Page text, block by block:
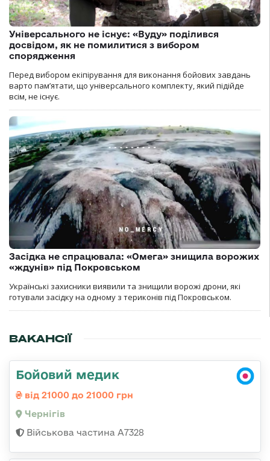
Універсального не існує: «Вуду» поділився
досвідом, як не помилитися з вибором
спорядження
Перед вибором екіпірування для виконання бойових завдань
варто пам’ятати, що універсального комплекту, який підійде
всім, не існує.
Засідка не спрацювала: «Омега» знищила ворожих
«ждунів» під Покровськом
Українські захисники виявили та знищили ворожі дрони, які
готували засідку на одному з териконів під Покровськом.
ВАКАНСІЇ
Бойовий медик
від 21000 до 21000 грн
Чернігів
Військова частина А7328